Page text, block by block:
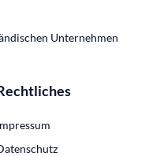
Unternehmen